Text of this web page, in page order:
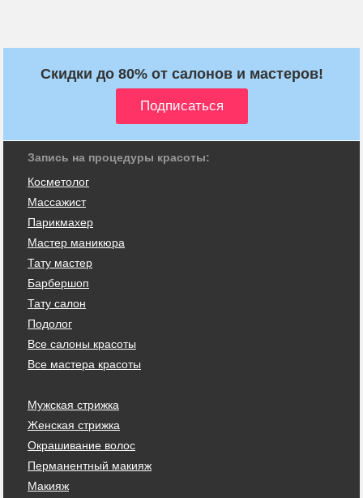
Скидки до 80% от салонов и мастеров!
Запись на процедуры красоты:
Косметолог
Массажист
Парикмахер
Мастер маникюра
Тату мастер
Барбершоп
Тату салон
Подолог
Все салоны красоты
Все мастера красоты
Мужская стрижка
Женская стрижка
Окрашивание волос
Перманентный макияж
Макияж